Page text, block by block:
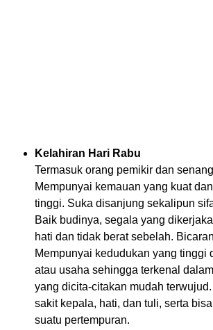
Kelahiran Hari Rabu
Termasuk orang pemikir dan
Mempunyai kemauan yang kuat
tinggi. Suka disanjung sekalipun
Baik budinya, segala yang
hati dan tidak berat sebelah.
Mempunyai kedudukan yang tinggi
atau usaha sehingga terkenal
yang dicita-citakan mudah
sakit kepala, hati, dan tuli, serta
suatu pertempuran.